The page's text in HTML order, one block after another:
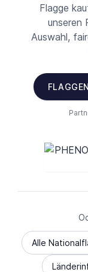
Flagge
unseren
Auswahl,
Alle